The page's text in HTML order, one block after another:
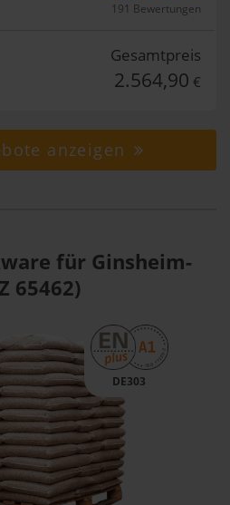
191 Bewertungen
Gesamtpreis
2.564,90 €
anzeigen
für Ginsheim-
65462)
DE303